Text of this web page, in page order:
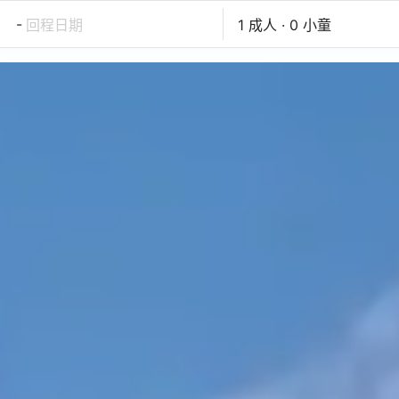
- 回程日期 1 成人 · 0 小童